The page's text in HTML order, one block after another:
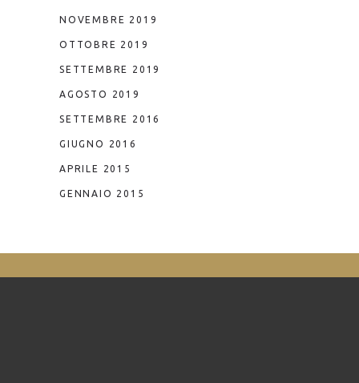
NOVEMBRE 2019
OTTOBRE 2019
SETTEMBRE 2019
AGOSTO 2019
SETTEMBRE 2016
GIUGNO 2016
APRILE 2015
GENNAIO 2015